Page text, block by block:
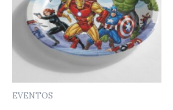
EVENTOS